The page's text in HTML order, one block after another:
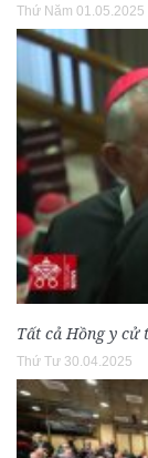
Thứ Năm 01.05.2025
Tất cả Hồng y cử
Thứ Tư 30.04.2025